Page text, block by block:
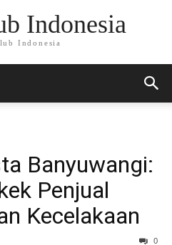
Indonesia
Indonesia
Banyuwangi:
Penjual
Kecelakaan
0